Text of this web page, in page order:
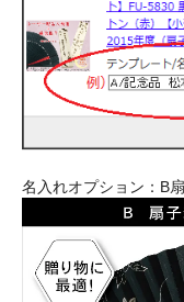
名入れオプション：B